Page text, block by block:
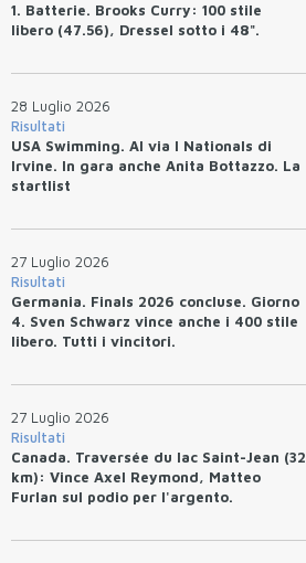
1. Batterie. Brooks Curry: 100 stile
libero (47.56), Dressel sotto i 48".
28 Luglio 2026
Risultati
USA Swimming. Al via I Nationals di
Irvine. In gara anche Anita Bottazzo. La
startlist
27 Luglio 2026
Risultati
Germania. Finals 2026 concluse. Giorno
4. Sven Schwarz vince anche i 400 stile
libero. Tutti i vincitori.
27 Luglio 2026
Risultati
Canada. Traversée du lac Saint-Jean (32
km): Vince Axel Reymond, Matteo
Furlan sul podio per l'argento.